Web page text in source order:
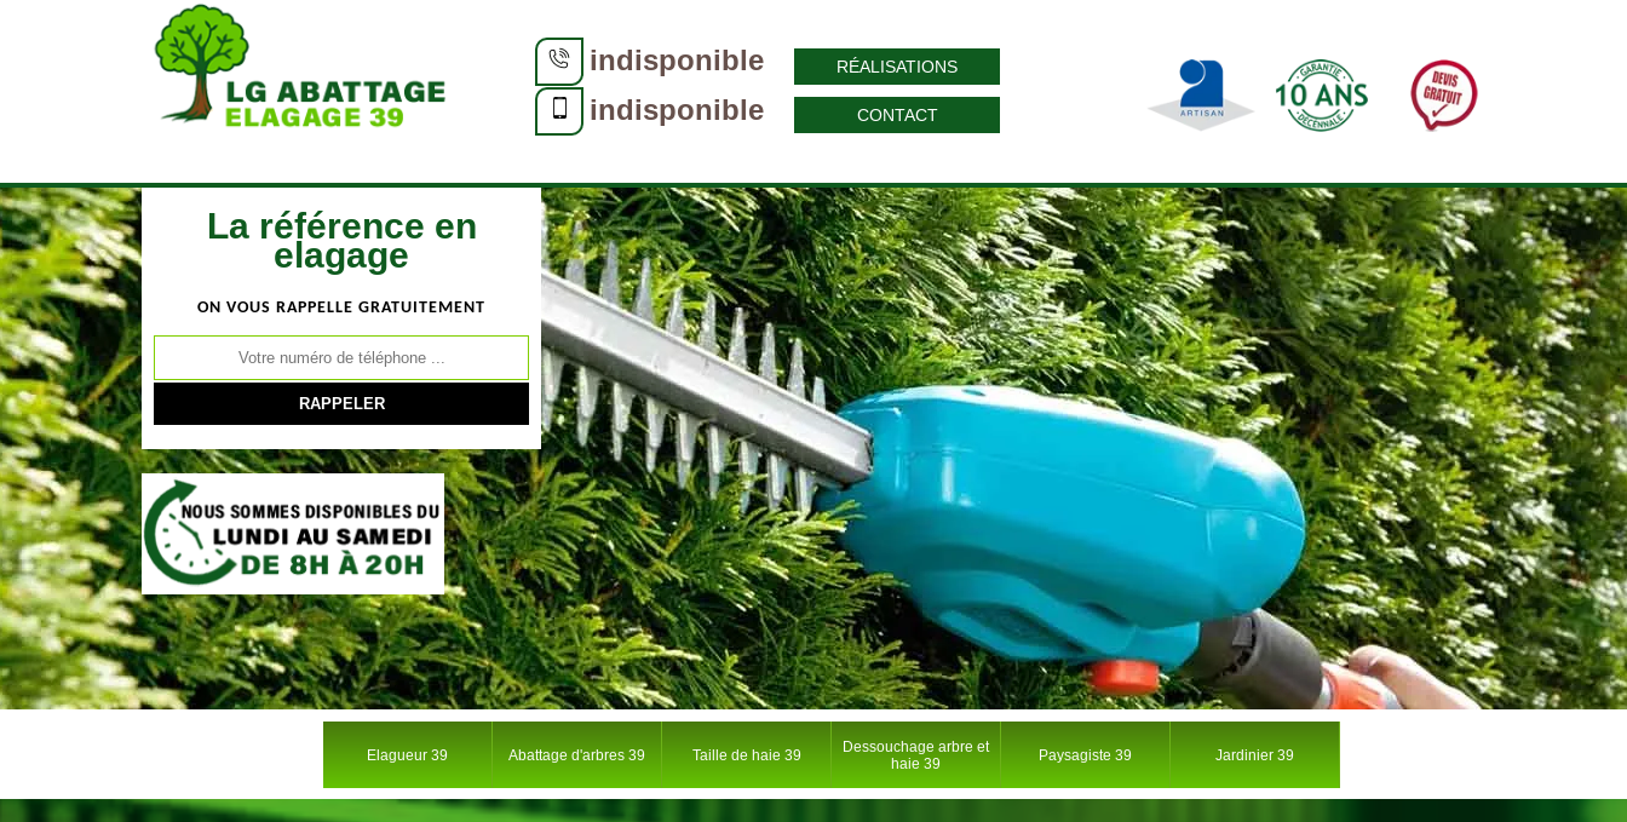
indisponible
indisponible
RÉALISATIONS
CONTACT
La référence en
elagage
ON VOUS RAPPELLE GRATUITEMENT
Elagueur 39 Abattage d'arbres 39 Taille de haie 39
Dessouchage arbre et
haie 39
Paysagiste 39 Jardinier 39